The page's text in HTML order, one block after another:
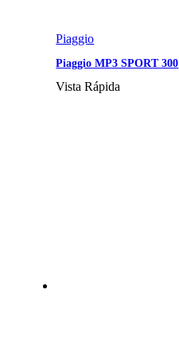
Piaggio
Piaggio MP3 SPORT 300
Vista Rápida